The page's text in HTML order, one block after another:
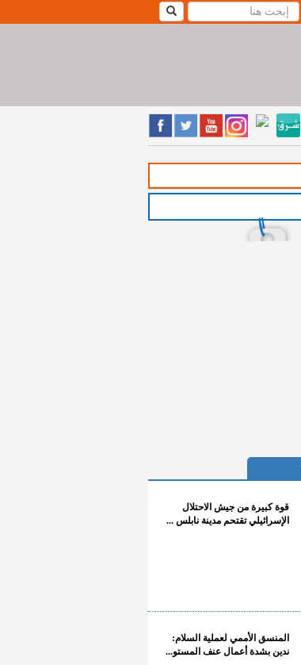
قوة كبيرة من جيش الاحتلال
الإسرائيلي تقتحم مدينة نابلس ...
المنسق الأممي لعملية السلام:
ندين بشدة أعمال عنف المستو...